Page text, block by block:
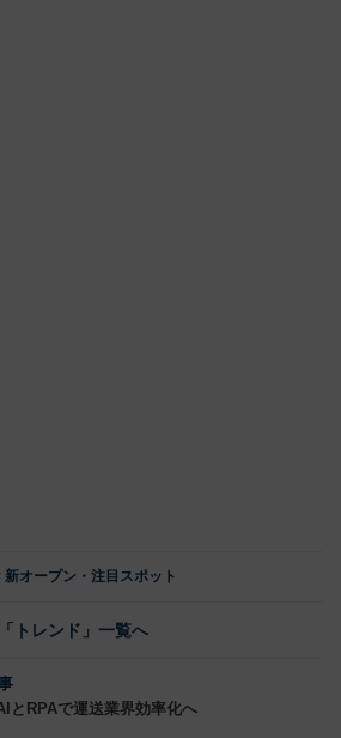
新オープン・注目スポット
「トレンド」一覧へ
とRPAで運送業界効率化へ